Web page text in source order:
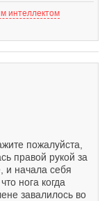
интеллектом
пожалуйста,
правой рукой за
и начала себя
нога когда
завалилось во